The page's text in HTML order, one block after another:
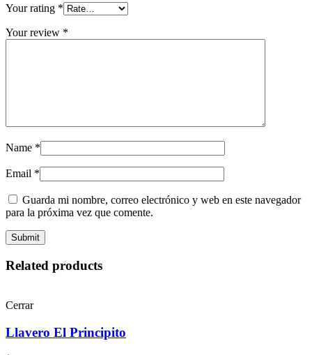
Your rating *
Your review *
Name *
Email *
Guarda mi nombre, correo electrónico y web en este navegador
para la próxima vez que comente.
Related products
Cerrar
Llavero El Principito